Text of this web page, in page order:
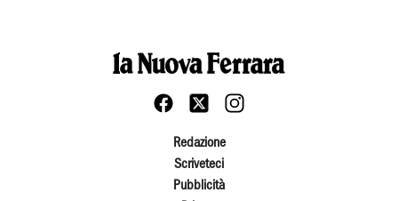
Redazione
Scriveteci
Pubblicità